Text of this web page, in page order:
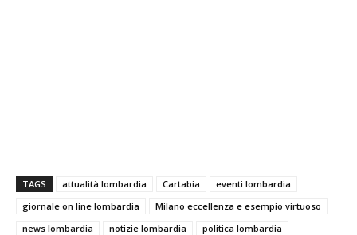
TAGS attualità lombardia Cartabia
eventi lombardia
giornale on line lombardia
Milano eccellenza e esempio virtuoso
news lombardia
notizie lombardia politica lombardia